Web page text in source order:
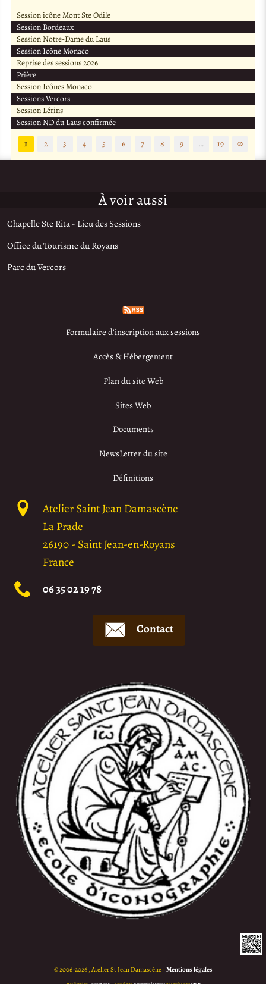
Session icône Mont Ste Odile
Session Bordeaux
Session Notre-Dame du Laus
Session Icône Monaco
Reprise des sessions 2026
Prière
Session Icônes Monaco
Sessions Vercors
Session Lérins
Session ND du Laus confirmée
1
2 3 4 5 6 7 8 9 … 19 ∞
À voir aussi
Chapelle Ste Rita - Lieu des Sessions
Office du Tourisme du Royans
Parc du Vercors
Formulaire d’inscription aux sessions
Accès & Hébergement
Plan du site Web
Sites Web
Documents
NewsLetter du site
Définitions
Atelier Saint Jean Damascène
La Prade
26190- Saint Jean-en-Royans
France
06 35 02 19 78
Contact
©2006-2026 , Atelier St Jean Damascène • Mentions légales